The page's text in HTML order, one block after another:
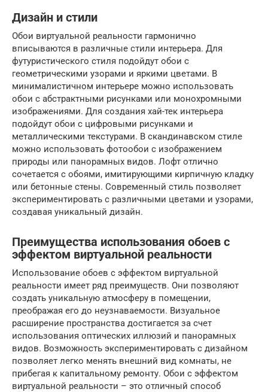
Дизайн и стили
Обои виртуальной реальности гармонично
вписываются в различные стили интерьера. Для
футуристического стиля подойдут обои с
геометрическими узорами и яркими цветами. В
минималистичном интерьере можно использовать
обои с абстрактными рисунками или монохромными
изображениями. Для создания хай-тек интерьера
подойдут обои с цифровыми рисунками и
металлическими текстурами. В скандинавском стиле
можно использовать фотообои с изображением
природы или панорамных видов. Лофт отлично
сочетается с обоями, имитирующими кирпичную кладку
или бетонные стены. Современный стиль позволяет
экспериментировать с различными цветами и узорами,
создавая уникальный дизайн.
Преимущества использования обоев с
эффектом виртуальной реальности
Использование обоев с эффектом виртуальной
реальности имеет ряд преимуществ. Они позволяют
создать уникальную атмосферу в помещении,
преображая его до неузнаваемости. Визуальное
расширение пространства достигается за счет
использования оптических иллюзий и панорамных
видов. Возможность экспериментировать с дизайном
позволяет легко менять внешний вид комнаты, не
прибегая к капитальному ремонту. Обои с эффектом
виртуальной реальности – это отличный способ